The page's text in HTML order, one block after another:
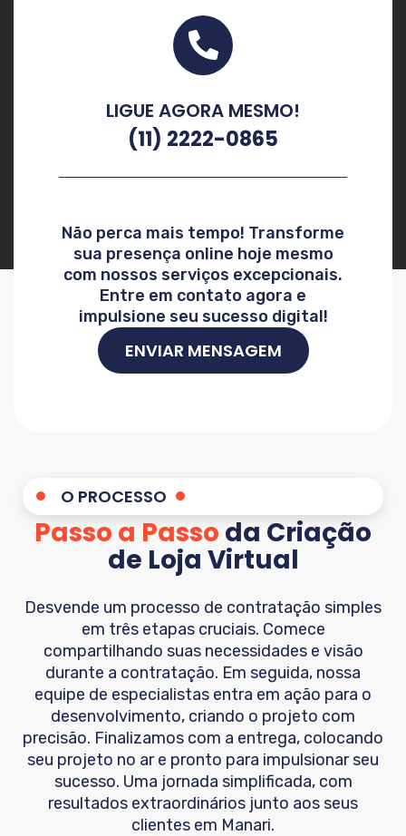
LIGUE AGORA MESMO!
(11) 2222-0865
Não perca mais tempo! Transforme
sua presença online hoje mesmo
com nossos serviços excepcionais.
Entre em contato agora e
impulsione seu sucesso digital!
ENVIAR MENSAGEM
O PROCESSO
Passo a Passo da Criação
de Loja Virtual
Desvende um processo de contratação simples
em três etapas cruciais. Comece
compartilhando suas necessidades e visão
durante a contratação. Em seguida, nossa
equipe de especialistas entra em ação para o
desenvolvimento, criando o projeto com
precisão. Finalizamos com a entrega, colocando
seu projeto no ar e pronto para impulsionar seu
sucesso. Uma jornada simplificada, com
resultados extraordinários junto aos seus
clientes em Manari.